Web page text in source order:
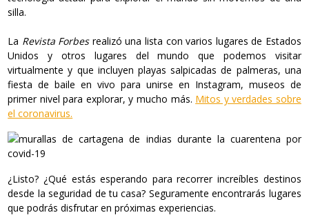
silla.
La Revista Forbesrealizó una lista con varios lugares de Estados
Unidos y otros lugares del mundo que podemos visitar
virtualmente y que incluyen playas salpicadas de palmeras, una
fiesta de baile en vivo para unirse en Instagram, museos de
primer nivel para explorar, y mucho más. Mitos y verdades sobre
el coronavirus.
¿Listo? ¿Qué estás esperando para recorrer increíbles destinos
desde la seguridad de tu casa? Seguramente encontrarás lugares
que podrás disfrutar en próximas experiencias.